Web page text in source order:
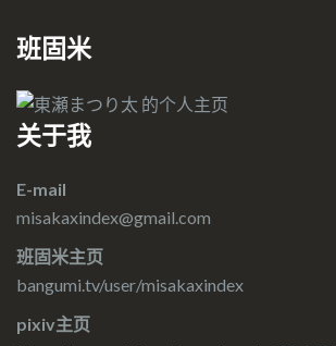
班固米
关于我
E-mail
misakaxindex@gmail.com
班固米主页
bangumi.tv/user/misakaxindex
pixiv主页